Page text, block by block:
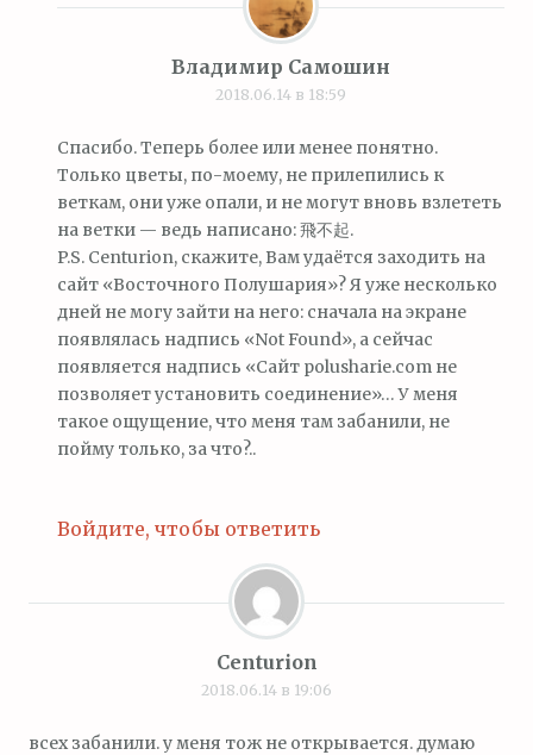
Владимир Самошин
2018.06.14 в 18:59
Спасибо. Теперь более или менее понятно.
Только цветы, по-моему, не прилепились к
веткам, они уже опали, и не могут вновь взлететь
на ветки — ведь написано: 飛不起.
P.S. Centurion, скажите, Вам удаётся заходить на
сайт «Восточного Полушария»? Я уже несколько
дней не могу зайти на него: сначала на экране
появлялась надпись «Not Found», а сейчас
появляется надпись «Сайт polusharie.com не
позволяет установить соединение»… У меня
такое ощущение, что меня там забанили, не
пойму только, за что?..
Войдите, чтобы ответить
Centurion
2018.06.14 в 19:06
всех забанили. у меня тож не открывается. думаю